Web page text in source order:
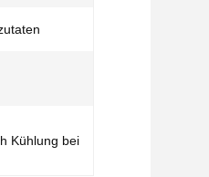
Kühlung bei